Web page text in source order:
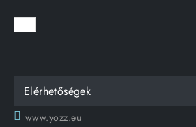
Elérhetőségek
www.yozz.eu